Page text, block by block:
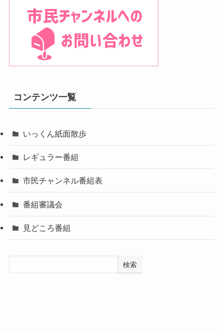
コンテンツ一覧
いっくん紙面散歩
レギュラー番組
市民チャンネル番組表
番組審議会
見どころ番組
検索